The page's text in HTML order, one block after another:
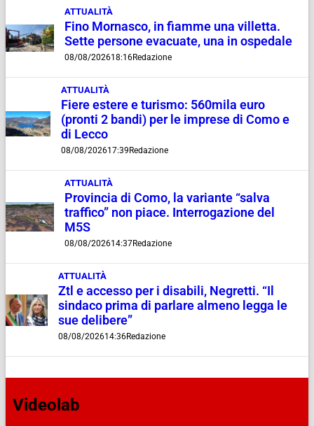
ATTUALITÀ
Fino Mornasco, in fiamme una villetta.
Sette persone evacuate, una in ospedale
08/08/202618:16Redazione
ATTUALITÀ
Fiere estere e turismo: 560mila euro
(pronti 2 bandi) per le imprese di Como e
di Lecco
08/08/202617:39 Redazione
ATTUALITÀ
Provincia di Como, la variante “salva
traffico” non piace. Interrogazione del
M5S
08/08/202614:37Redazione
ATTUALITÀ
Ztl e accesso per i disabili, Negretti. “Il
sindaco prima di parlare almeno legga le
sue delibere”
08/08/202614:36Redazione
Videolab